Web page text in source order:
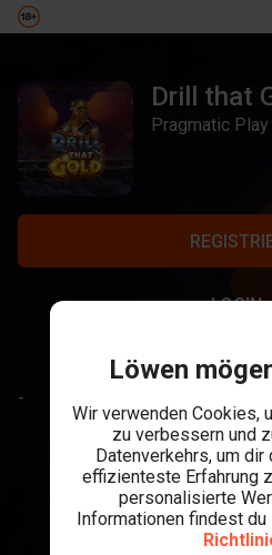
Drill that
Pragmatic Play
LOGIN
-
Löwen
Wir verwenden Cookies,
zu verbessern und
Datenverkehrs, um
effizienteste Erfahrung
personalisierte
Informationen findest du